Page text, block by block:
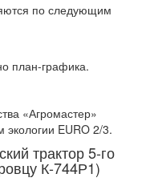
по следующим
план-графика.
«Агромастер»
экологии EURO 2/3.
трактор 5-го
К-744Р1)